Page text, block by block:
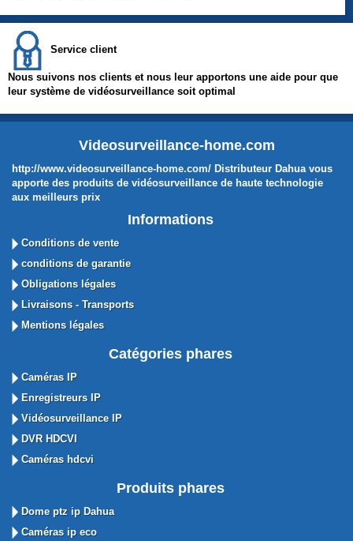
Service client
Nous suivons nos clients et nous leur apportons une aide pour que
leur système de vidéosurveillance soit optimal
Videosurveillance-home.com
http://www.videosurveillance-home.com/ Distributeur Dahua vous
apporte des produits de vidéosurveillance de haute technologie
aux meilleurs prix
Informations
Conditions de vente
conditions de garantie
Obligations légales
Livraisons - Transports
Mentions légales
Catégories phares
Caméras IP
Enregistreurs IP
Vidéosurveillance IP
DVR HDCVI
Caméras hdcvi
Produits phares
Dome ptz ip Dahua
Caméras ip eco